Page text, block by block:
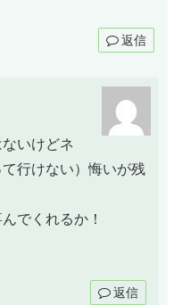
返信
ないけどネ
行けない）悔いが残
でくれるか！
返信